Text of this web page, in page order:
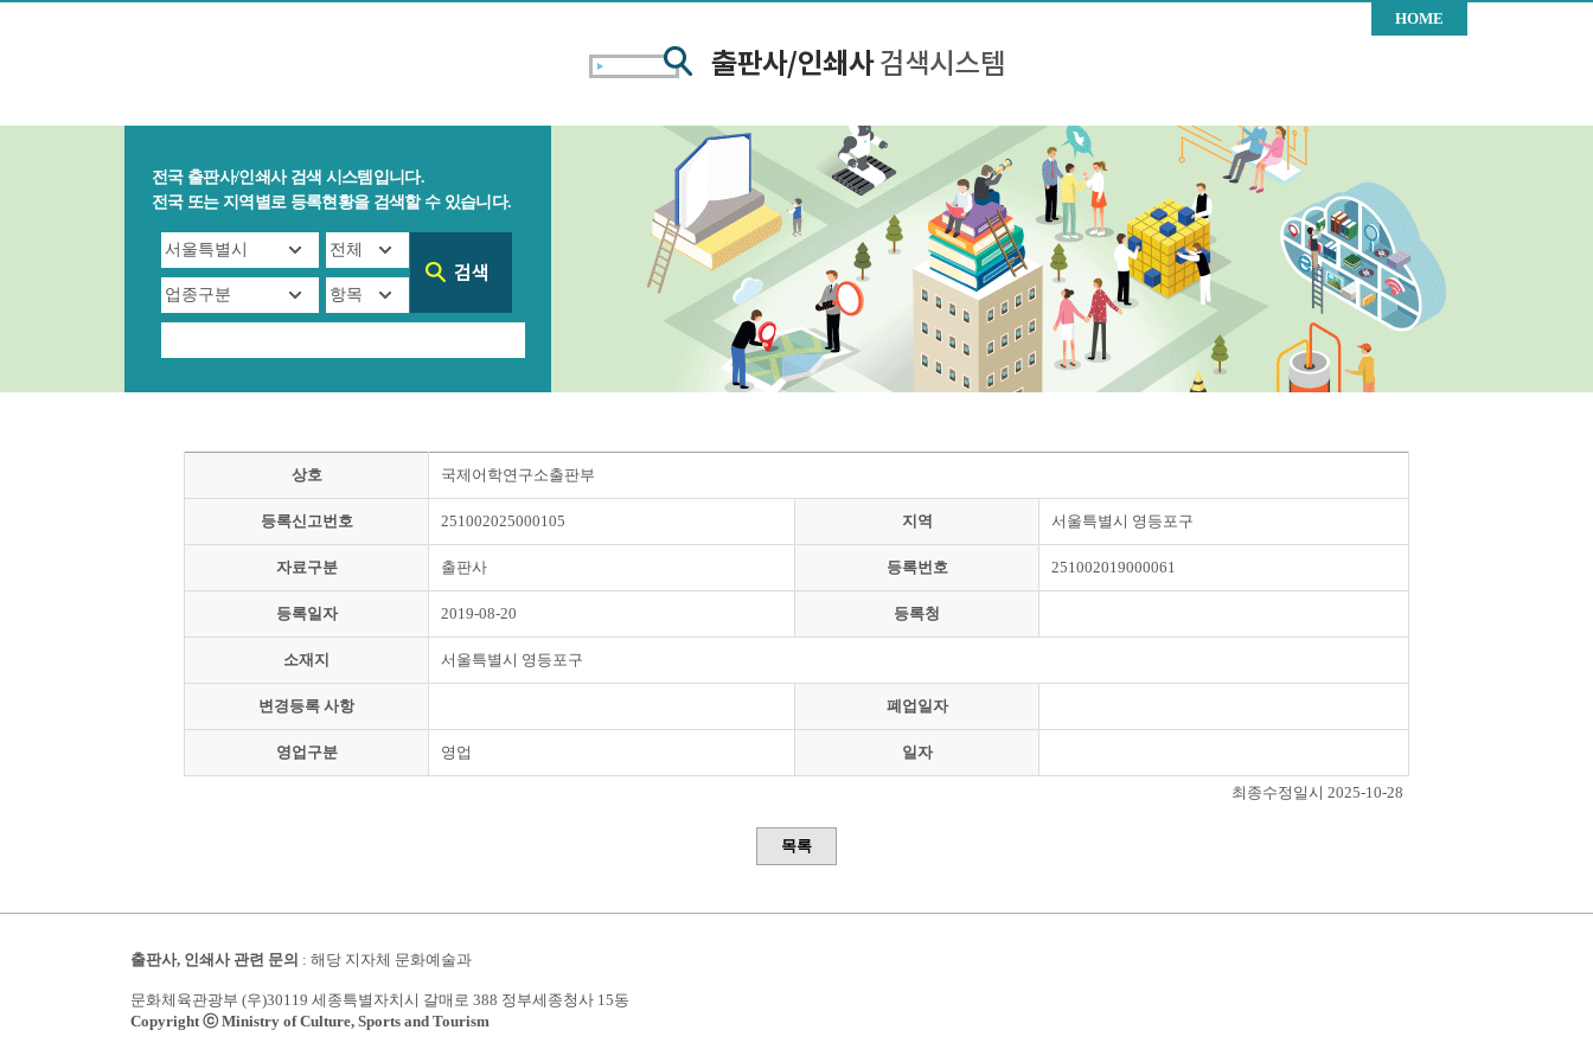
HOME
전국 출판사/인쇄사 검색 시스템입니다.
전국 또는 지역별로 등록현황을 검색할 수 있습니다.
상호 국제어학연구소출판부
등록신고번호 251002025000105 지역 서울특별시 영등포구
자료구분 출판사 등록번호 251002019000061
등록일자 2019-08-20 등록청
소재지 서울특별시 영등포구
변경등록 사항 폐업일자
영업구분 영업 일자
최종수정일시 2025-10-28
목록
출판사, 인쇄사 관련 문의 : 해당 지자체 문화예술과
문화체육관광부 (우)30119 세종특별자치시 갈매로 388 정부세종청사 15동
Copyright ⓒ Ministry of Culture, Sports and Tourism